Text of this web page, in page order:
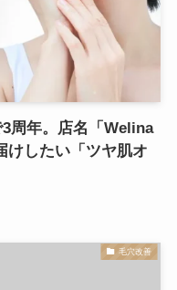
周年。店名「Welina
けしたい「ツヤ肌オ
毛穴改善